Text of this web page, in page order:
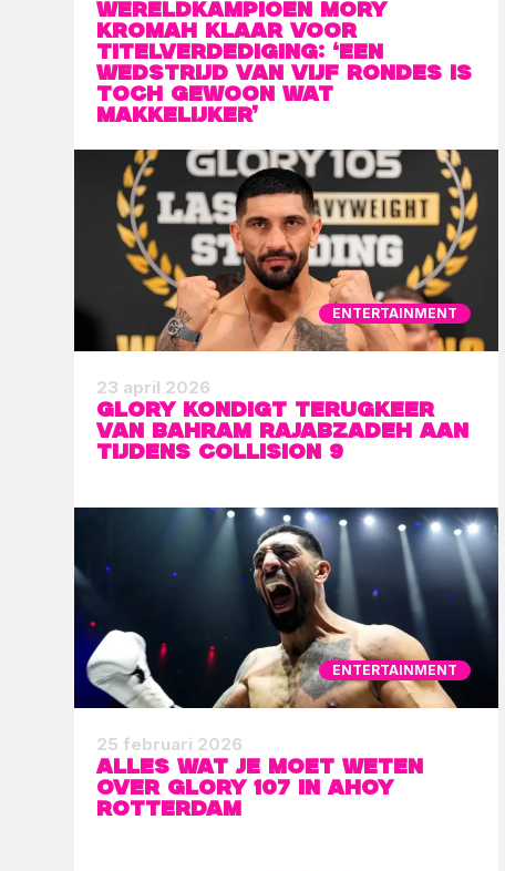
Wereldkampioen Mory
Kromah klaar voor
titelverdediging: ‘Een
wedstrijd van vijf rondes is
toch gewoon wat
makkelijker’
ENTERTAINMENT
23 april 2026
GLORY kondigt terugkeer
van Bahram Rajabzadeh aan
tijdens Collision 9
ENTERTAINMENT
25 februari 2026
Alles wat je moet weten
over GLORY 107 in Ahoy
Rotterdam